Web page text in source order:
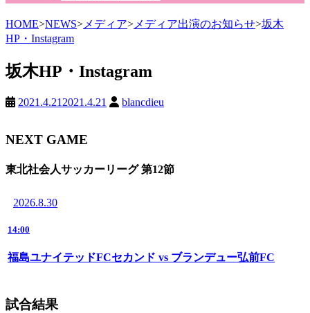
HOME>NEWS> メディア> メディア出演のお知らせ>坂木
HP・Instagram
坂木HP・Instagram
2021.4.21 2021.4.21 blancdieu
NEXT GAME
東北社会人サッカーリーグ 第12節
2026.8.30
14:00
福島ユナイテッドFCセカンド vs ブランデュー弘前FC
試合結果